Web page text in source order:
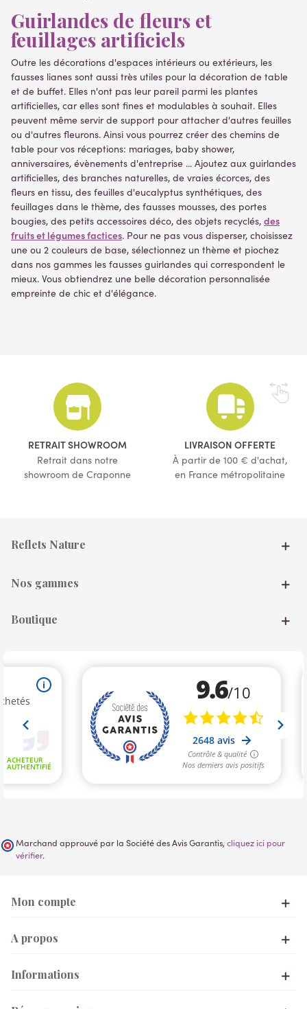
Guirlandes de fleurs et
feuillages artificiels
Outre les décorations d'espaces intérieurs ou extérieurs, les
fausses lianes sont aussi très utiles pour la décoration de table
et de buffet. Elles n'ont pas leur pareil parmi les plantes
artificielles, car elles sont fines et modulables à souhait. Elles
peuvent même servir de support pour attacher d'autres feuilles
ou d'autres fleurons. Ainsi vous pourrez créer des chemins de
table pour vos réceptions: mariages, baby shower,
anniversaires, évènements d'entreprise ... Ajoutez aux guirlandes
artificielles, des branches naturelles, de vraies écorces, des
fleurs en tissu, des feuilles d'eucalyptus synthétiques, des
feuillages dans le thème, des fausses mousses, des portes
bougies, des petits accessoires déco, des objets recyclés, des
fruits et légumes factices. Pour ne pas vous disperser, choisissez
une ou 2 couleurs de base, sélectionnez un thème et piochez
dans nos gammes les fausses guirlandes qui correspondent le
mieux. Vous obtiendrez une belle décoration personnalisée
empreinte de chic et d'élégance.
RETRAIT SHOWROOM
Retrait dans notre
showroom de Craponne
LIVRAISON OFFERTE
À partir de 100 € d'achat,
en France métropolitaine
Reflets Nature
Nos gammes
Boutique
Marchand approuvé par la Société des Avis Garantis, cliquez ici pour
vérifier.
Mon compte
A propos
Informations